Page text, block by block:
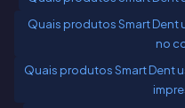
Quais produtos Smart Dent
no
Quais produtos Smart Dent